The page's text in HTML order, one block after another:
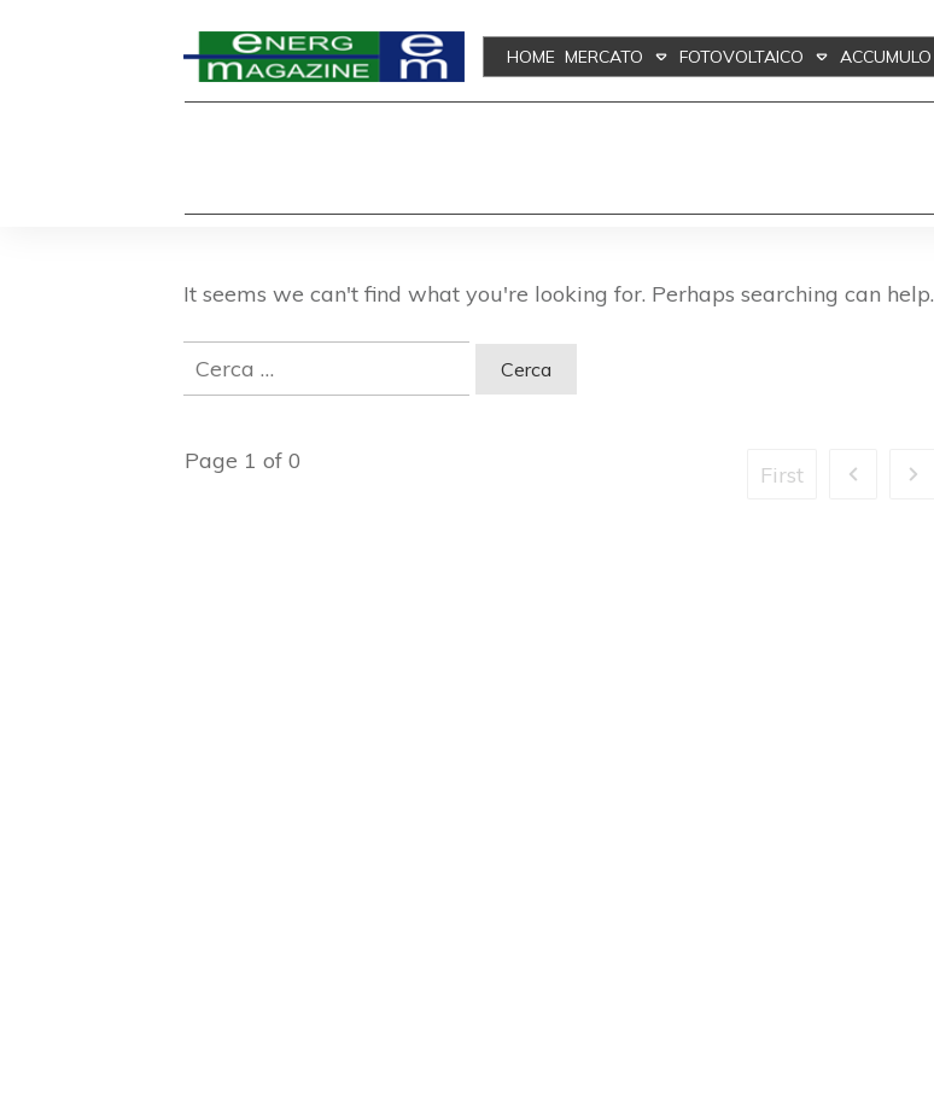
HOME MERCATO FOTOVOLTAICO ACCUMULO
It seems we can't find what you're looking for. Perhaps searching can help.
Ricerca
per:
Page 1 of 0
First